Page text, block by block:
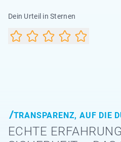
Dein Urteil in Sternen
TRANSPARENZ, AUF DIE
ECHTE